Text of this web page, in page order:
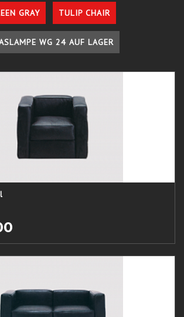
GRAY TULIP CHAIR
WG 24 AUF LAGER